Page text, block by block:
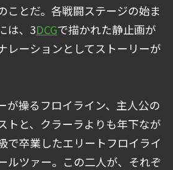
ことだ。各戦闘ステージの始ま
は、3DCGで描かれた静止画が
レーションとしてストーリーが
が操るフロイライン、主人公の
トと、クラーラよりも年下なが
で卒業したエリートフロイライ
ルツァー。この二人が、それぞ